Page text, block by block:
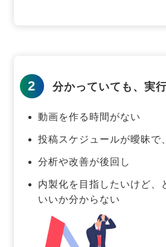
2 分かっていても、実
動画を作る時間がない
投稿スケジュールが曖昧で
分析や改善が後回し
内製化を目指したいけど、
いいか分からない